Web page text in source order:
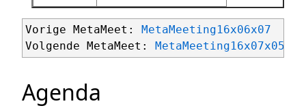
Vorige MetaMeet:
MetaMeeting16x06x07
Volgende MetaMeet:
MetaMeeting16x07x05
Agenda